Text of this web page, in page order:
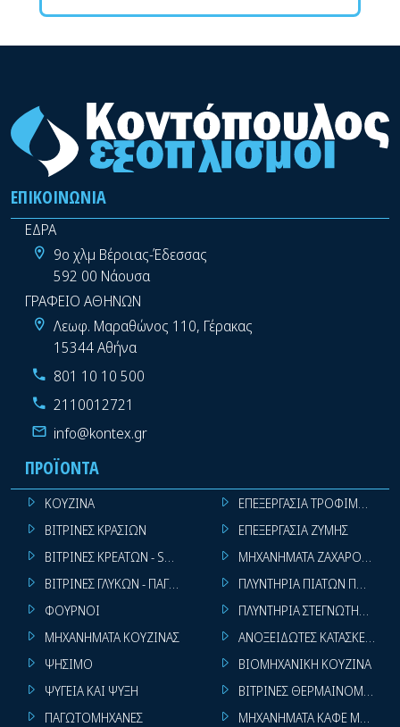
ΕΠΙΚΟΙΝΩΝΊΑ
ΕΔΡΑ
9ο χλμ Βέροιας-Έδεσσας
592 00 Νάουσα
ΓΡΑΦΕΙΟ ΑΘΗΝΩΝ
Λεωφ. Μαραθώνος 110, Γέρακας
15344 Αθήνα
801 10 10 500
2110012721
info@kontex.gr
ΠΡΟΪΌΝΤΑ
ΚΟΥΖΙΝΑ
ΒΙΤΡΙΝΕΣ ΚΡΑΣΙΩΝ
ΒΙΤΡΙΝΕΣ ΚΡΕΑΤΩΝ - SUPER MARKET
ΒΙΤΡΙΝΕΣ ΓΛΥΚΩΝ - ΠΑΓΩΤΩΝ
ΦΟΥΡΝΟΙ
ΜΗΧΑΝΗΜΑΤΑ ΚΟΥΖΙΝΑΣ
ΨΗΣΙΜΟ
ΨΥΓΕΙΑ ΚΑΙ ΨΥΞΗ
ΠΑΓΩΤΟΜΗΧΑΝΕΣ
ΕΠΕΞΕΡΓΑΣΙΑ ΤΡΟΦΙΜΩΝ
ΕΠΕΞΕΡΓΑΣΙΑ ΖΥΜΗΣ
ΜΗΧΑΝΗΜΑΤΑ
ΠΛΥΝΤΗΡΙΑ ΠΙΑΤΩΝ
ΠΛΥΝΤΗΡΙΑ ΣΤΕΓΝΩΤΗΡΙΑ
ΑΝΟΞΕΙΔΩΤΕΣ ΚΑΤΑΣΚΕΥΕΣ
ΒΙΟΜΗΧΑΝΙΚΗ ΚΟΥΖΙΝΑ
ΒΙΤΡΙΝΕΣ ΘΕΡΜΑΙΝΟΜΕΝΕΣ
ΜΗΧΑΝΗΜΑΤΑ ΚΑΦΕ ΜΠΑΡ